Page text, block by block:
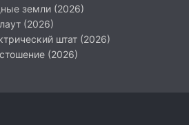
земли (2026)
(2026)
штат (2026)
(2026)